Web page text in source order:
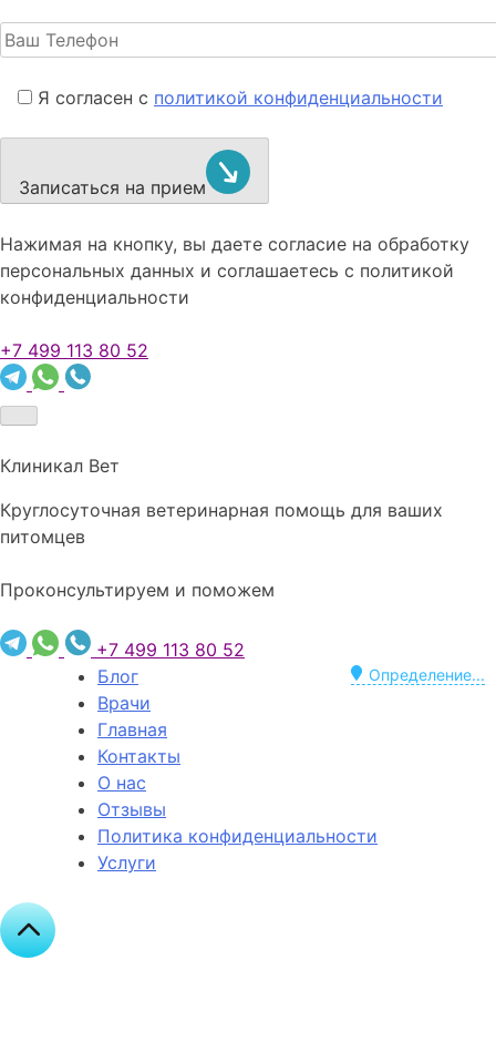
Я согласен с политикой конфиденциальности
Записаться на прием
Нажимая на кнопку, вы даете согласие на обработку
персональных данных и соглашаетесь c политикой
конфиденциальности
+7 499 113 80 52
Клиникал Вет
Круглосуточная ветеринарная помощь для ваших
питомцев
Проконсультируем и поможем
+7 499 113 80 52
Определение...
Блог
Врачи
Главная
Контакты
О нас
Отзывы
Политика конфиденциальности
Услуги